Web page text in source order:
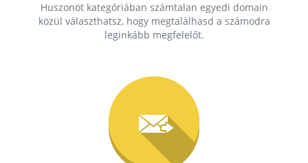
Huszonöt kategóriában számtalan egyedi domain
közül választhatsz, hogy megtalálhasd a számodra
leginkább megfelelőt.